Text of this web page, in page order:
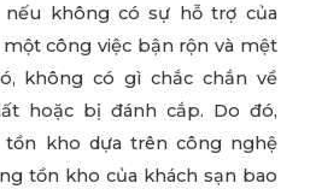
không có sự hỗ trợ của
công việc bận rộn và mệt
không có gì chắc chắn về
hoặc bị đánh cắp. Do đó,
kho dựa trên công nghệ
tồn kho của khách sạn bao